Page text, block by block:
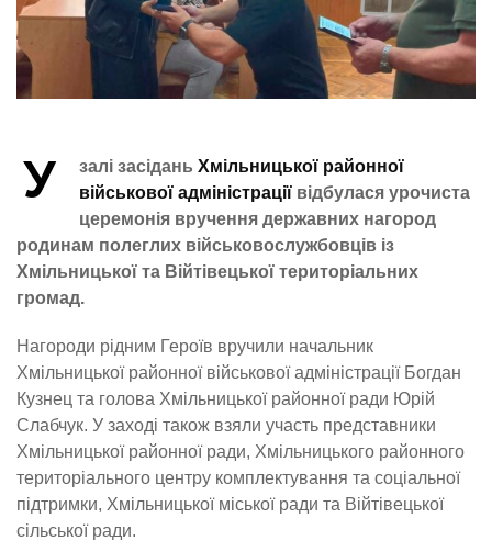
У залі засідань Хмільницької районної
військової адміністрації відбулася урочиста
церемонія вручення державних нагород
родинам полеглих військовослужбовців із
Хмільницької та Війтівецької територіальних
громад.
Нагороди рідним Героїв вручили начальник
Хмільницької районної військової адміністрації Богдан
Кузнец та голова Хмільницької районної ради Юрій
Слабчук. У заході також взяли участь представники
Хмільницької районної ради, Хмільницького районного
територіального центру комплектування та соціальної
підтримки, Хмільницької міської ради та Війтівецької
сільської ради.